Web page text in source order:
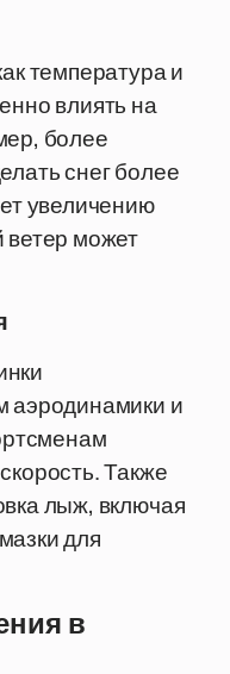
температура и
влиять на
более
снег более
увеличению
ветер может
аэродинамики и
Также
лыж, включая
для
в